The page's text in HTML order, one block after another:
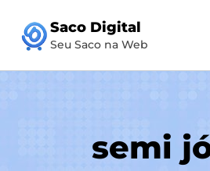
para
Saco Digital
Seu Saco na Web
semi